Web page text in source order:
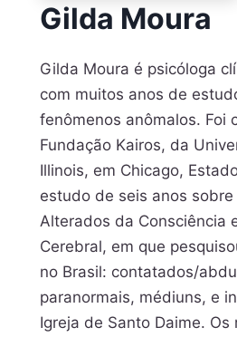
Gilda Moura
Gilda Moura é psicóloga
com muitos anos de
fenômenos anômalos. Foi
Fundação Kairos, da
Illinois, em Chicago,
estudo de seis anos sobre
Alterados da Consciência
Cerebral, em que
no Brasil: contatados/
paranormais, médiuns, e
Igreja de Santo Daime.